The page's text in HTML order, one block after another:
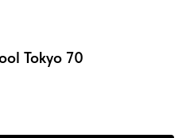
Tokyo 70